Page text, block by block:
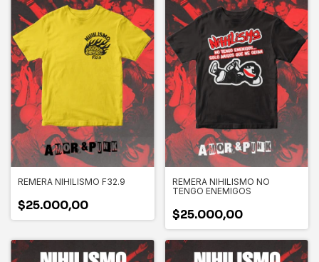
REMERA NIHILISMO F32.9
$25.000,00
REMERA NIHILISMO NO
TENGO ENEMIGOS
$25.000,00